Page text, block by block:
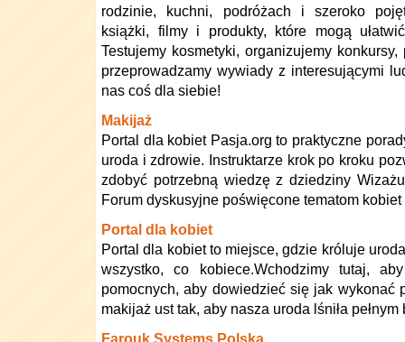
rodzinie, kuchni, podróżach i szeroko
książki, filmy i produkty, które mogą
Testujemy kosmetyki, organizujemy
przeprowadzamy wywiady z interesującymi
nas coś dla siebie!
Makijaż
Portal dla kobiet Pasja.org to praktyczne
uroda i zdrowie. Instruktarze krok po kroku
zdobyć potrzebną wiedzę z dziedziny
Forum dyskusyjne poświęcone tematom
Portal dla kobiet
Portal dla kobiet to miejsce, gdzie króluje
wszystko, co kobiece.Wchodzimy tutaj,
pomocnych, aby dowiedzieć się jak wykonać
makijaż ust tak, aby nasza uroda lśniła pełnym
Farouk Systems Polska